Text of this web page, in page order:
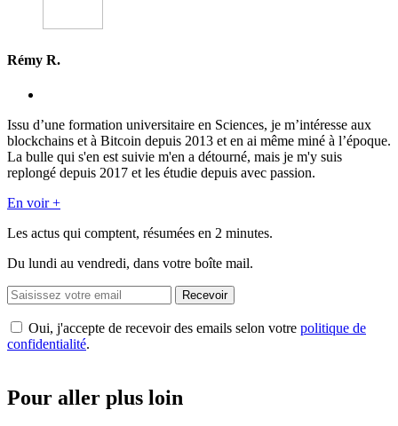
Rémy R.
Issu d’une formation universitaire en Sciences, je m’intéresse aux
blockchains et à Bitcoin depuis 2013 et en ai même miné à l’époque.
La bulle qui s'en est suivie m'en a détourné, mais je m'y suis
replongé depuis 2017 et les étudie depuis avec passion.
En voir +
Les actus qui comptent, résumées en 2 minutes.
Du lundi au vendredi, dans votre boîte mail.
Recevoir
Oui, j'accepte de recevoir des emails selon votre politique de
confidentialité.
Pour aller plus loin